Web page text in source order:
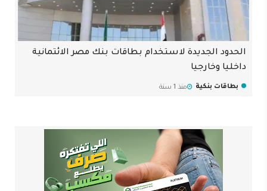
الحدود الجديدة لاستخدام بطاقات بنك مصر الائتمانية
داخليا وخارجيا
بطاقات بنكية منذ 1 سنة